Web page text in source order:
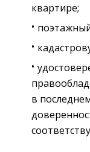
квартире;
в